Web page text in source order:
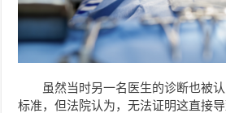
虽然当时另一名医生的诊断也被
标准，但法院认为，无法证明这直接导